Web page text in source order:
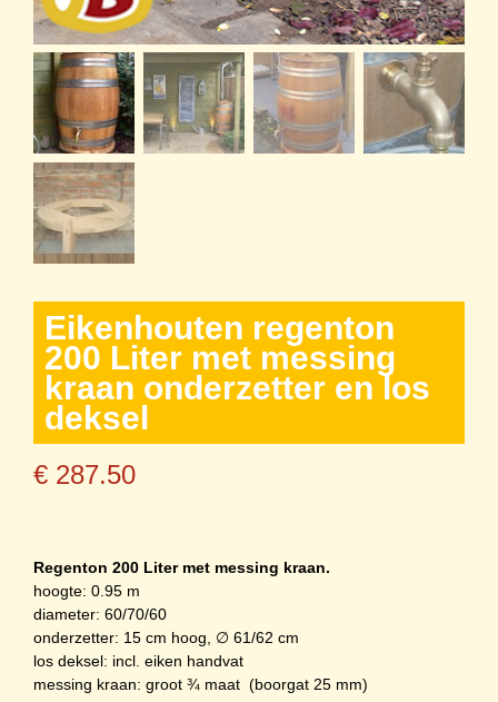
Eikenhouten regenton
200 Liter met messing
kraan onderzetter en los
deksel
€ 287.50
Regenton 200 Liter met messing kraan.
hoogte: 0.95 m
diameter: 60/70/60
onderzetter: 15 cm hoog, ∅ 61/62 cm
los deksel: incl. eiken handvat
messing kraan: groot ¾ maat (boorgat 25 mm)